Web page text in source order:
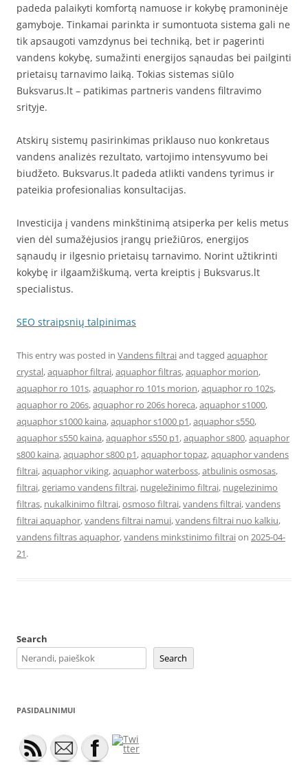
padeda palaikyti komfortą namuose ir kokybę pramoninėje
gamyboje. Tinkamai parinkta ir sumontuota sistema gali ne
tik apsaugoti vamzdynus bei techniką, bet ir pagerinti
vandens kokybę, sumažinti energijos sąnaudas bei pailginti
prietaisų tarnavimo laiką. Tokias sistemas siūlo
Buksvarus.lt – patikimas partneris vandens filtravimo
srityje.
Atskirų sistemų pasirinkimas priklauso nuo konkretaus
vandens analizės rezultato, vartojimo intensyvumo bei
biudžeto. Buksvarus.lt padeda atlikti vandens tyrimus ir
pateikia profesionalias konsultacijas.
Investicija į vandens minkštinimą atsiperka per kelis metus
vien dėl sumažėjusios įrangų priežiūros, energijos
sąnaudų ir ilgesnio prietaisų tarnavimo. Norint užtikrinti
kokybę ir ilgaamžiškumą, verta kreiptis į Buksvarus.lt
specialistus.
SEO straipsnių talpinimas
This entry was posted in Vandens filtraiand tagged aquaphor
crystal,aquaphor filtrai,aquaphor filtras,aquaphor morion,
aquaphor ro 101s,aquaphor ro 101s morion,aquaphor ro 102s,
aquaphor ro 206s,aquaphor ro 206s horeca,aquaphor s1000,
aquaphor s1000 kaina,aquaphor s1000 p1,aquaphor s550,
aquaphor s550 kaina,aquaphor s550 p1,aquaphor s800,aquaphor
s800 kaina,aquaphor s800 p1,aquaphor topaz,aquaphor vandens
filtrai,aquaphor viking,aquaphor waterboss,atbulinis osmosas,
filtrai,geriamo vandens filtrai, nugeležinimo filtrai, nugelezinimo
filtras, nukalkinimo filtrai,osmoso filtrai,vandens filtrai,vandens
filtrai aquaphor,vandens filtrai namui,vandens filtrai nuo kalkiu,
vandens filtras aquaphor,vandens minkstinimo filtraion 2025-04-
21.
Search
Search
PASIDALINIMUI